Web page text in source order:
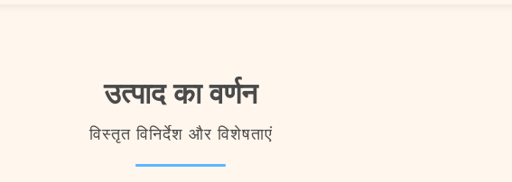
उत्पाद का वर्णन
विस्तृत विनिर्देश और विशेषताएं